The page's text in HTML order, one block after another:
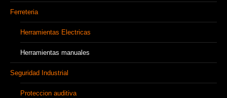
Ferreteria
Herramientas Electricas
Herramientas manuales
Seguridad Industrial
Proteccion auditiva